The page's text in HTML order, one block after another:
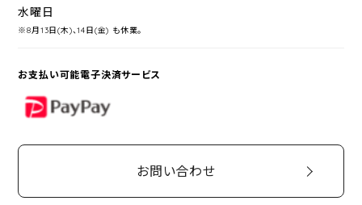
水曜日
※8月13日(木)、14日(金) も休業。
お支払い可能電子決済サービス
PayPay
お問い合わせ